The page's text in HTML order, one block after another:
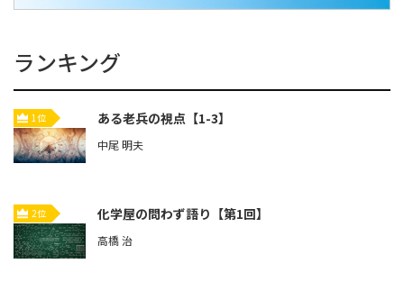
ランキング
1位 ある老兵の視点【1-3】
中尾 明夫
2位 化学屋の問わず語り【第1回】
高橋 治